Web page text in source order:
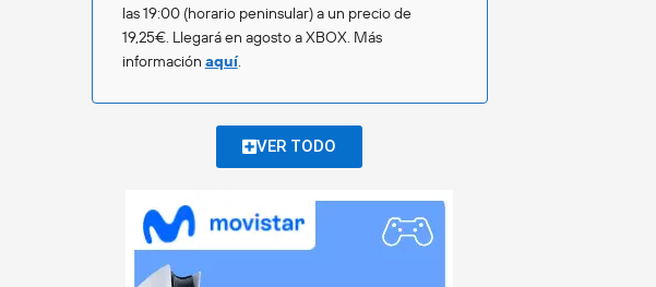
las 19:00 (horario peninsular) a un precio de
19,25€. Llegará en agosto a XBOX. Más
información aquí.
VER TODO